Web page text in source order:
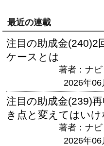
最近の連載
注目の助成金(240)2
ケースとは
著者：ナ
2026年06
注目の助成金(239)
き点と変えてはいけ
著者：ナ
2026年06